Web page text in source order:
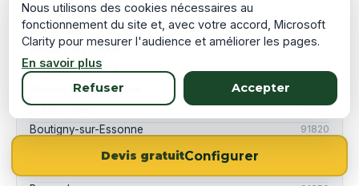
Boissy-sous-Saint-Yon
Bondoufle 91070
Boullay-les-Troux 91470
Bouray-sur-Juine 91850
Boussy-Saint-Antoine
Boutervilliers 91150
Boutigny-sur-Essonne 91820
Devis gratuitConfigurer
Nous utilisons des cookies nécessaires au
fonctionnement du site et, avec votre accord, Microsoft
Clarity pour mesurer l'audience et améliorer les pages.
En savoir plus
Refuser Accepter